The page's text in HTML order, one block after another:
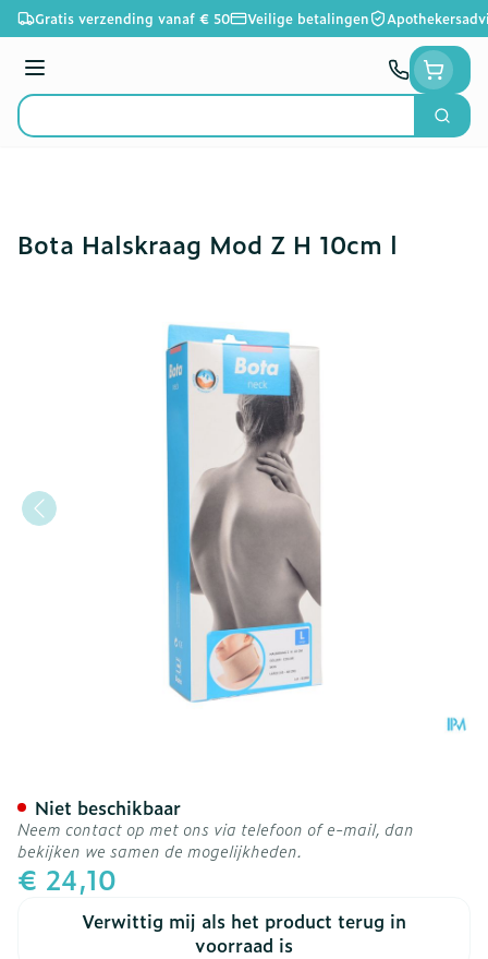
Ga naar de inhoud
Gratis verzending vanaf € 50 Veilige betalingen
Menu
Product, merk, categorie...
Zoek
Bota Halskraag Mod Z H 10cm l
€ 24,10
Verwittig mij als het product terug in
voorraad is
Niet beschikbaar
Neem contact op met ons via telefoon of e-mail, dan
bekijken we samen de mogelijkheden.